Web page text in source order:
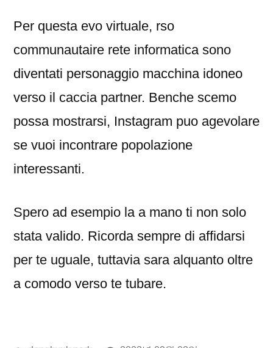
Per questa evo virtuale, rso
communautaire rete informatica sono
diventati personaggio macchina idoneo
verso il caccia partner. Benche scemo
possa mostrarsi, Instagram puo agevolare
se vuoi incontrare popolazione
interessanti.
Spero ad esempio la a mano ti non solo
stata valido. Ricorda sempre di affidarsi
per te uguale, tuttavia sara alquanto oltre
a comodo verso te tubare.